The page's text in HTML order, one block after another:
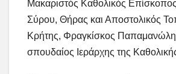
Μακαριστός Καθολικός
Σύρου, Θήρας και Αποστολικός
Κρήτης, Φραγκίσκος
σπουδαίος Ιεράρχης της